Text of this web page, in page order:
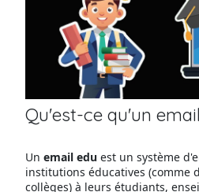
Qu'est-ce qu'un
Un email eduest un système
institutions éducatives (comme
collèges) à leurs étudiants,